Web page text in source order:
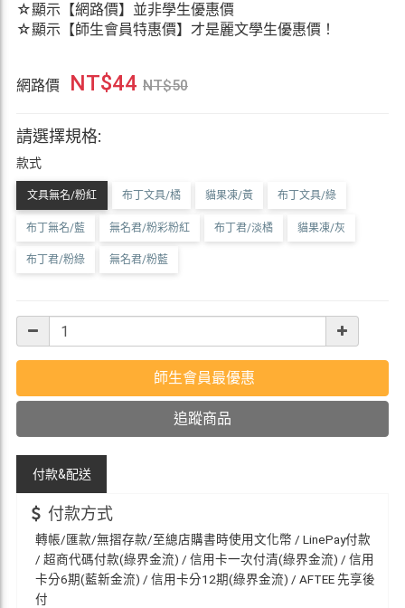
☆顯示【網路價】並非學生優惠價
☆顯示【師生會員特惠價】才是麗文學生優惠價！
網路價 NT$44 NT$50
請選擇規格:
款式
文具無名/粉紅 布丁文具/橘 貓果凍/黃 布丁文具/綠
布丁無名/藍 無名君/粉彩粉紅 布丁君/淡橘 貓果凍/灰
布丁君/粉綠 無名君/粉藍
師生會員最優惠
追蹤商品
付款&配送
付款方式
轉帳/匯款/無摺存款/至總店購書時使用文化幣 / LinePay付款
/ 超商代碼付款(綠界金流) / 信用卡一次付清(綠界金流) / 信用
卡分6期(藍新金流) / 信用卡分12期(綠界金流) / AFTEE 先享後
付